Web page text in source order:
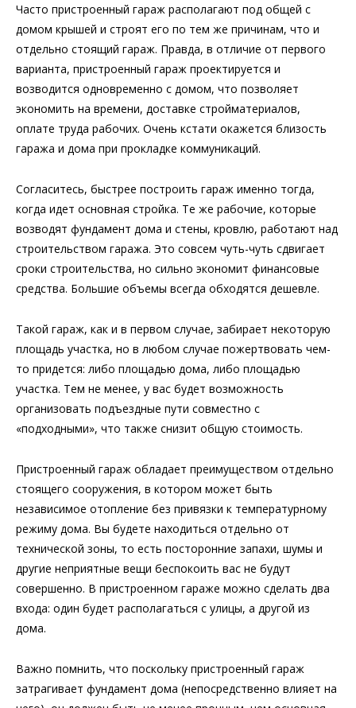
Часто пристроенный гараж располагают под общей с
домом крышей и строят его по тем же причинам, что и
отдельно стоящий гараж. Правда, в отличие от первого
варианта, пристроенный гараж проектируется и
возводится одновременно с домом, что позволяет
экономить на времени, доставке стройматериалов,
оплате труда рабочих. Очень кстати окажется близость
гаража и дома при прокладке коммуникаций.
Согласитесь, быстрее построить гараж именно тогда,
когда идет основная стройка. Те же рабочие, которые
возводят фундамент дома и стены, кровлю, работают над
строительством гаража. Это совсем чуть-чуть сдвигает
сроки строительства, но сильно экономит финансовые
средства. Большие объемы всегда обходятся дешевле.
Такой гараж, как и в первом случае, забирает некоторую
площадь участка, но в любом случае пожертвовать чем-
то придется: либо площадью дома, либо площадью
участка. Тем не менее, у вас будет возможность
организовать подъездные пути совместно с
«подходными», что также снизит общую стоимость.
Пристроенный гараж обладает преимуществом отдельно
стоящего сооружения, в котором может быть
независимое отопление без привязки к температурному
режиму дома. Вы будете находиться отдельно от
технической зоны, то есть посторонние запахи, шумы и
другие неприятные вещи беспокоить вас не будут
совершенно. В пристроенном гараже можно сделать два
входа: один будет располагаться с улицы, а другой из
дома.
Важно помнить, что поскольку пристроенный гараж
затрагивает фундамент дома (непосредственно влияет на